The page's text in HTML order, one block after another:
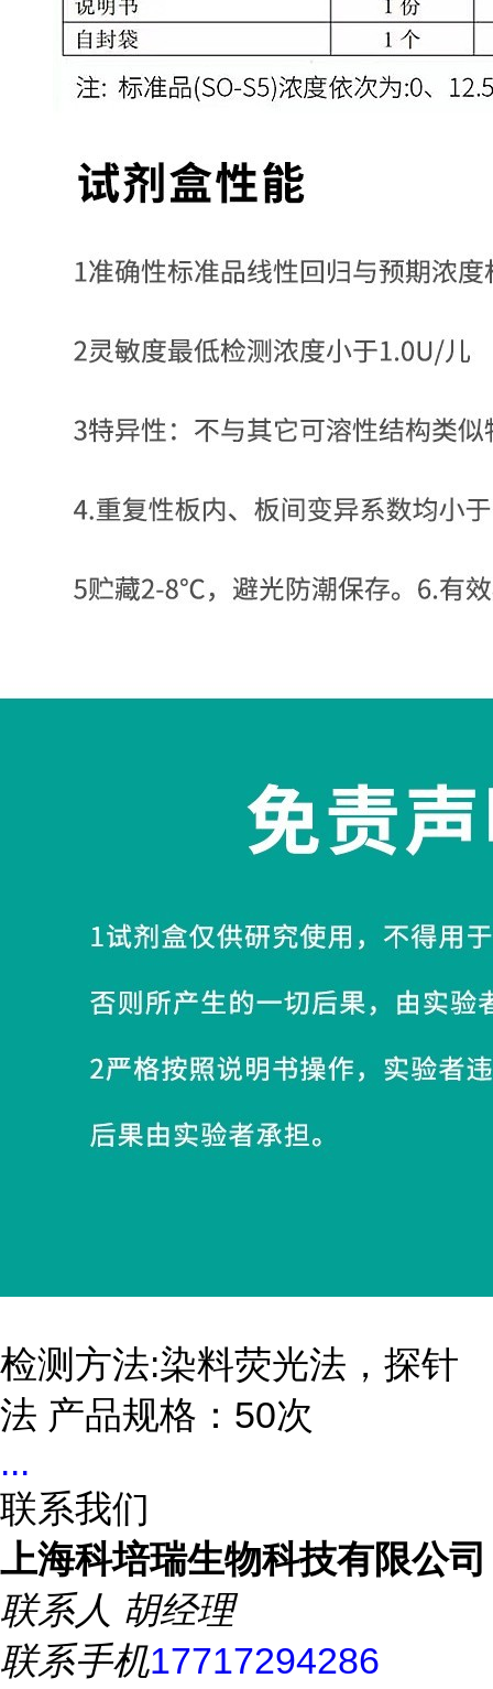
检测方法:染料荧光法，探针
法 产品规格：50次
...
联系我们
上海科培瑞生物科技有限公司
联系人 胡经理
联系手机17717294286